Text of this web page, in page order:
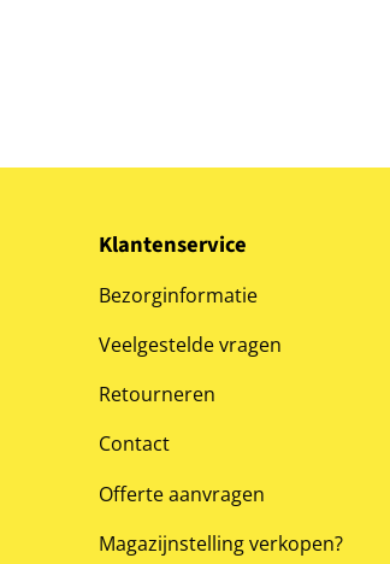
Klantenservice
Bezorginformatie
Veelgestelde vragen
Retourneren
Contact
Offerte aanvragen
Magazijnstelling verkopen?